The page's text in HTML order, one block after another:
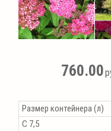
760.00
Размер контейнера (л)
С 7,5